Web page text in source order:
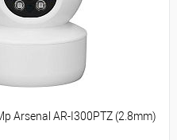
Arsenal AR-I300PTZ (2.8mm)